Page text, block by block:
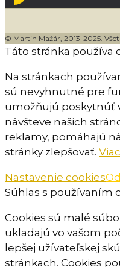
© Martin Mažár, 2013-2025.
Táto stránka používa
Na stránkach
sú nevyhnutné pre
umožňujú poskytnúť
návšteve našich
reklamy, pomáhajú
stránky zlepšovať.
Nastavenie cookies
Súhlas s používaním
Cookies sú malé
ukladajú vo vašom
lepšej užívateľskej
stránkach. Cookies